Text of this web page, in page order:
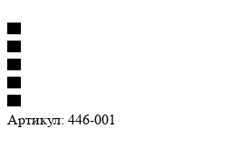
Артикул: 446-001